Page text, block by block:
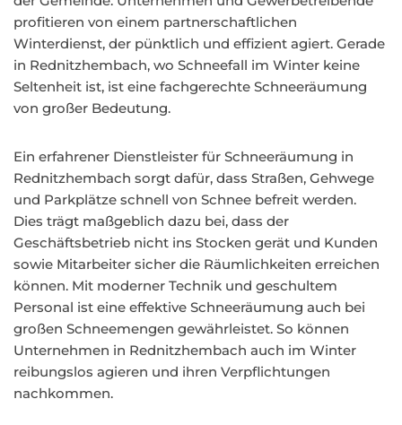
profitieren von einem partnerschaftlichen
Winterdienst, der pünktlich und effizient agiert. Gerade
in Rednitzhembach, wo Schneefall im Winter keine
Seltenheit ist, ist eine fachgerechte Schneeräumung
von großer Bedeutung.
Ein erfahrener Dienstleister für Schneeräumung in
Rednitzhembach sorgt dafür, dass Straßen, Gehwege
und Parkplätze schnell von Schnee befreit werden.
Dies trägt maßgeblich dazu bei, dass der
Geschäftsbetrieb nicht ins Stocken gerät und Kunden
sowie Mitarbeiter sicher die Räumlichkeiten erreichen
können. Mit moderner Technik und geschultem
Personal ist eine effektive Schneeräumung auch bei
großen Schneemengen gewährleistet. So können
Unternehmen in Rednitzhembach auch im Winter
reibungslos agieren und ihren Verpflichtungen
nachkommen.